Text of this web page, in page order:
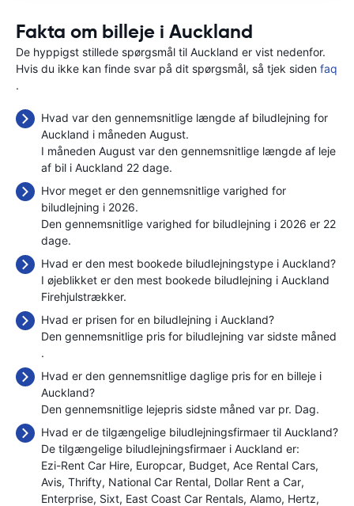
Fakta om billeje i Auckland
De hyppigst stillede spørgsmål til Auckland er vist nedenfor.
Hvis du ikke kan finde svar på dit spørgsmål, så tjek siden faq
.
Hvad var den gennemsnitlige længde af biludlejning for
Auckland i måneden August.
I måneden August var den gennemsnitlige længde af leje
af bil i Auckland 22 dage.
Hvor meget er den gennemsnitlige varighed for
biludlejning i 2026.
Den gennemsnitlige varighed for biludlejning i 2026 er 22
dage.
Hvad er den mest bookede biludlejningstype i Auckland?
I øjeblikket er den mest bookede biludlejning i Auckland
Firehjulstrækker.
Hvad er prisen for en biludlejning i Auckland?
Den gennemsnitlige pris for biludlejning var sidste måned
.
Hvad er den gennemsnitlige daglige pris for en billeje i
Auckland?
Den gennemsnitlige lejepris sidste måned var pr. Dag.
Hvad er de tilgængelige biludlejningsfirmaer til Auckland?
De tilgængelige biludlejningsfirmaer i Auckland er:
Ezi-Rent Car Hire Europcar Budget Ace Rental Cars
Avis Thrifty National Car Rental Dollar Rent a Car
Enterprise Sixt East Coast Car Rentals Alamo Hertz